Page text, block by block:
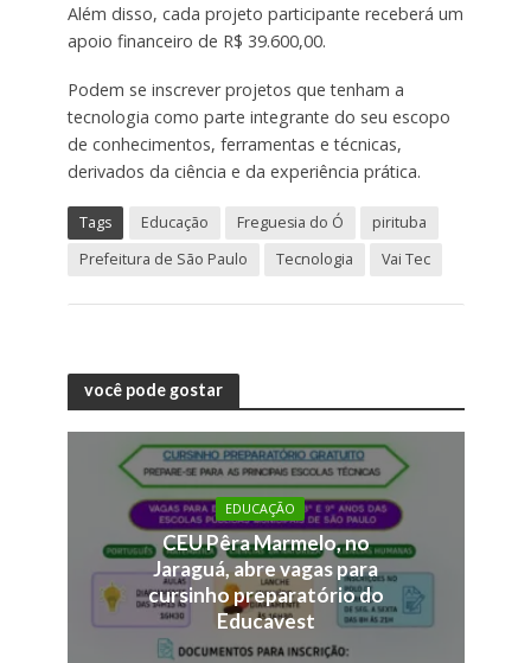
Além disso, cada projeto participante receberá um
apoio financeiro de R$ 39.600,00.
Podem se inscrever projetos que tenham a
tecnologia como parte integrante do seu escopo
de conhecimentos, ferramentas e técnicas,
derivados da ciência e da experiência prática.
Tags Educação Freguesia do Ó
pirituba
Prefeitura de São Paulo
Tecnologia Vai Tec
você pode gostar
EDUCAÇÃO
CEU Pêra Marmelo, no
Jaraguá, abre vagas para
cursinho preparatório do
Educavest